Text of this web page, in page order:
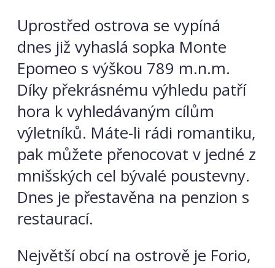
Uprostřed ostrova se vypíná
dnes již vyhaslá sopka Monte
Epomeo s výškou 789 m.n.m.
Díky překrásnému výhledu patří
hora k vyhledávaným cílům
výletníků. Máte-li rádi romantiku,
pak můžete přenocovat v jedné z
mnišských cel bývalé poustevny.
Dnes je přestavěna na penzion s
restaurací.
Největší obcí na ostrově je Forio,